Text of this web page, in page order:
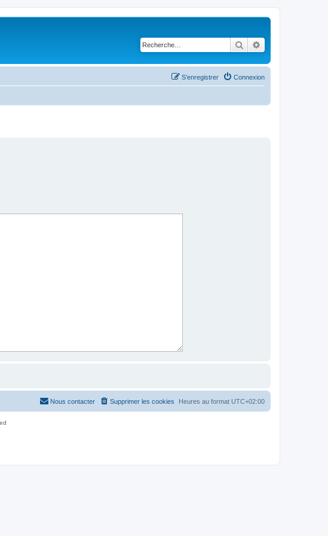
Rechercher
Connexion
S’enregistrer
Heures au format UTC+02:00
Supprimer les cookies
Nous contacter